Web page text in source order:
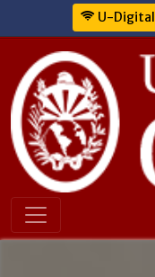
U-Digital